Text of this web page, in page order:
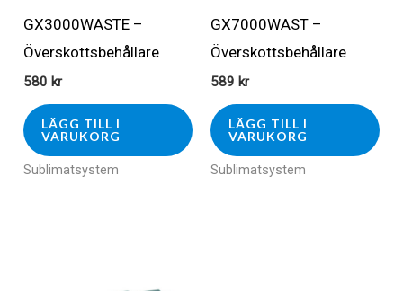
GX3000WASTE –
Överskottsbehållare
580 kr
LÄGG TILL I
VARUKORG
Sublimatsystem
GX7000WAST –
Överskottsbehållare
589 kr
LÄGG TILL I
VARUKORG
Sublimatsystem